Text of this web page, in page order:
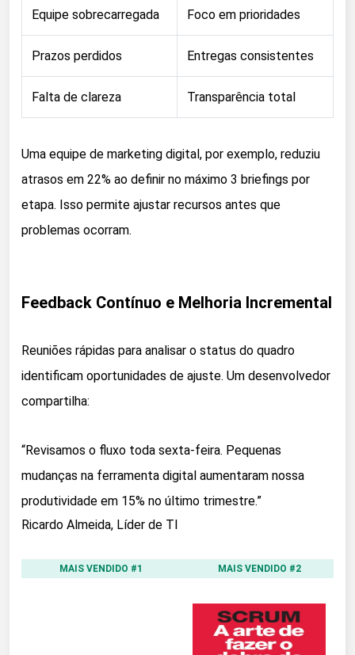
Equipe sobrecarregada Foco em prioridades
Prazos perdidos Entregas consistentes
Falta de clareza Transparência total
Uma equipe de marketing digital, por exemplo, reduziu
atrasos em 22% ao definir no máximo 3 briefings por
etapa. Isso permite ajustar recursos antes que
problemas ocorram.
Feedback Contínuo e Melhoria Incremental
Reuniões rápidas para analisar o status do quadro
identificam oportunidades de ajuste. Um desenvolvedor
compartilha:
“Revisamos o fluxo toda sexta-feira. Pequenas
mudanças na ferramenta digital aumentaram nossa
produtividade em 15% no último trimestre.”
Ricardo Almeida, Líder de TI
MAIS VENDIDO #1 MAIS VENDIDO #2